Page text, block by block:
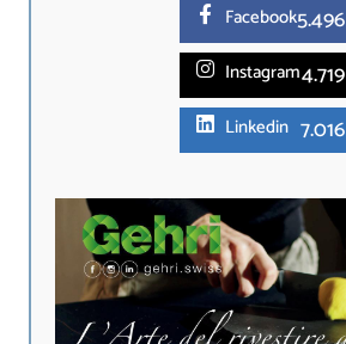
Facebook5.496
Instagram4.719
Linkedin 7.016